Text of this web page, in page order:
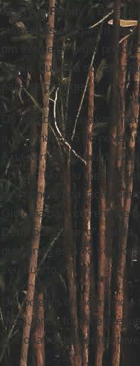
Xe Ryvy Rendy
. De
pistoleiros chegaram em
um vermelho e um
aldeia, que fica do outro
para se proteger.
Os atiradores usavam
a raiar no dia 5 de
e na porta constatadas
contou. No seu quarto,
empunhou uma faca
Giovana saiu correndo e
Deus
por socorro”,
que ainda está no seu
seu quarto.
Um boletim de
( MS), onde foram
dos quatro depoentes